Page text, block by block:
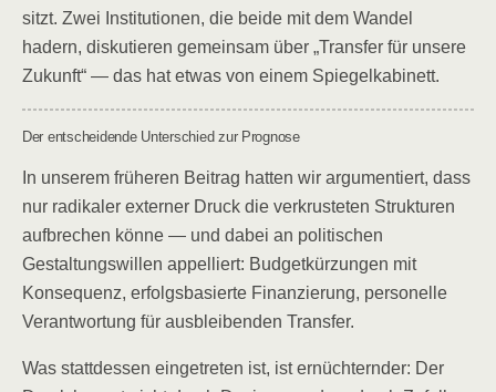
sitzt. Zwei Institutionen, die beide mit dem Wandel
hadern, diskutieren gemeinsam über „Transfer für unsere
Zukunft“ — das hat etwas von einem Spiegelkabinett.
Der entscheidende Unterschied zur Prognose
In unserem früheren Beitrag hatten wir argumentiert, dass
nur radikaler externer Druck die verkrusteten Strukturen
aufbrechen könne — und dabei an politischen
Gestaltungswillen appelliert: Budgetkürzungen mit
Konsequenz, erfolgsbasierte Finanzierung, personelle
Verantwortung für ausbleibenden Transfer.
Was stattdessen eingetreten ist, ist ernüchternder: Der